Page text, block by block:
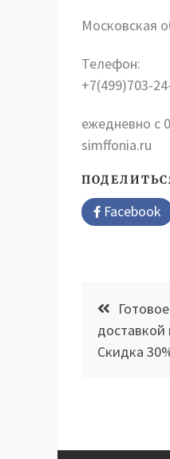
Московская
Телефон:
+7(499)703-
ежедневно с
simffonia.ru
Facebook
по
доставкой
Скидка